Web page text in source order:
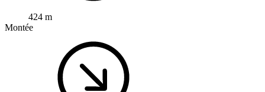
424 m
Montée